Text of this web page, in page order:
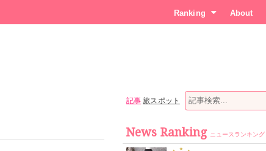
Ranking About
記事 旅スポット
News Ranking ニュースランキング